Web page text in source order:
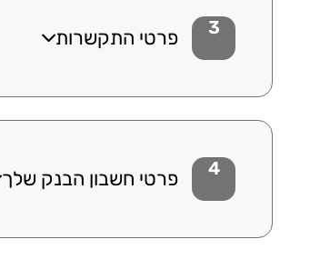
3 פרטי התקשרות
4 פרטי חשבון הבנק שלך